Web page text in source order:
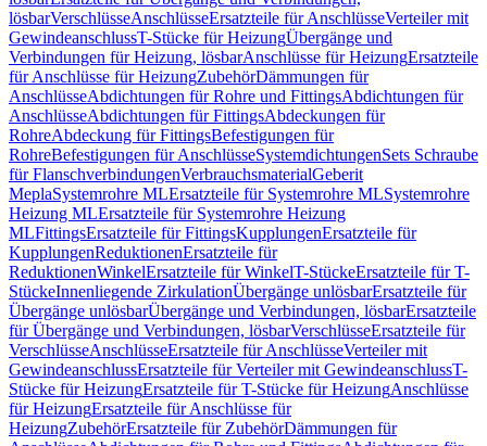
lösbarVerschlüsseAnschlüsseErsatzteile für AnschlüsseVerteiler mit
GewindeanschlussT-Stücke für HeizungÜbergänge und
Verbindungen für Heizung, lösbarAnschlüsse für HeizungErsatzteile
für Anschlüsse für HeizungZubehörDämmungen für
AnschlüsseAbdichtungen für Rohre und FittingsAbdichtungen für
AnschlüsseAbdichtungen für FittingsAbdeckungen für
RohreAbdeckung für FittingsBefestigungen für
RohreBefestigungen für AnschlüsseSystemdichtungenSets Schraube
für FlanschverbindungenVerbrauchsmaterialGeberit
MeplaSystemrohre MLErsatzteile für Systemrohre MLSystemrohre
Heizung MLErsatzteile für Systemrohre Heizung
MLFittingsErsatzteile für FittingsKupplungenErsatzteile für
KupplungenReduktionenErsatzteile für
ReduktionenWinkelErsatzteile für WinkelT-StückeErsatzteile für T-
StückeInnenliegende ZirkulationÜbergänge unlösbarErsatzteile für
Übergänge unlösbarÜbergänge und Verbindungen, lösbarErsatzteile
für Übergänge und Verbindungen, lösbarVerschlüsseErsatzteile für
VerschlüsseAnschlüsseErsatzteile für AnschlüsseVerteiler mit
GewindeanschlussErsatzteile für Verteiler mit GewindeanschlussT-
Stücke für HeizungErsatzteile für T-Stücke für HeizungAnschlüsse
für HeizungErsatzteile für Anschlüsse für
HeizungZubehörErsatzteile für ZubehörDämmungen für